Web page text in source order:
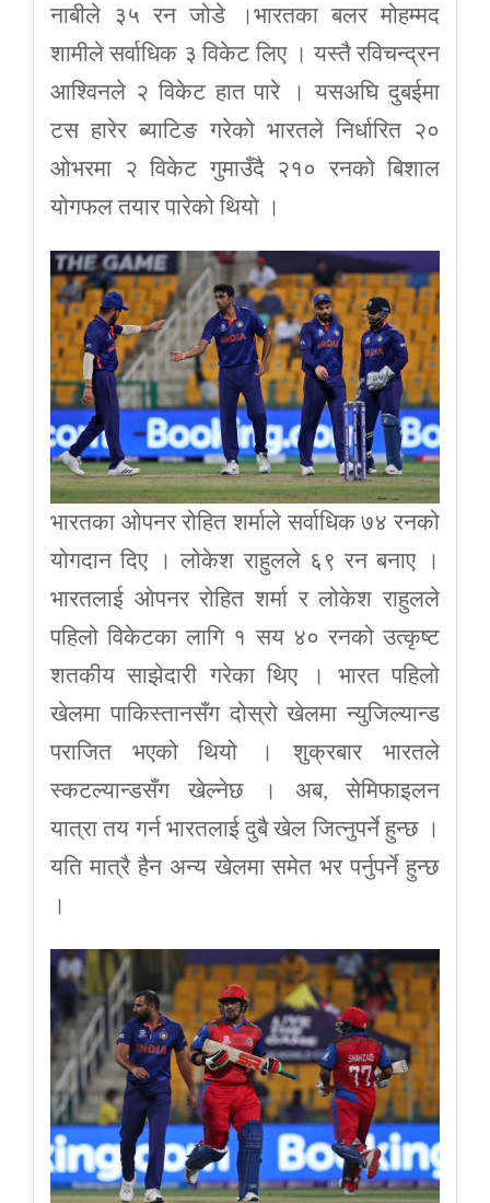
नाबीले ३५ रन जोडे ।भारतका बलर मोहम्मद
शामीले सर्वाधिक ३ विकेट लिए । यस्तै रविचन्द्रन
आश्विनले २ विकेट हात पारे । यसअघि दुबईमा
टस हारेर ब्याटिङ गरेको भारतले निर्धारित २०
ओभरमा २ विकेट गुमाउँदै २१० रनको बिशाल
योगफल तयार पारेको थियो ।
भारतका ओपनर रोहित शर्माले सर्वाधिक ७४ रनको
योगदान दिए । लोकेश राहुलले ६९ रन बनाए ।
भारतलाई ओपनर रोहित शर्मा र लोकेश राहुलले
पहिलो विकेटका लागि १ सय ४० रनको उत्कृष्ट
शतकीय साझेदारी गरेका थिए । भारत पहिलो
खेलमा पाकिस्तानसँग दोस्रो खेलमा न्युजिल्यान्ड
पराजित भएको थियो । शुक्रबार भारतले
स्कटल्यान्डसँग खेल्नेछ । अब, सेमिफाइलन
यात्रा तय गर्न भारतलाई दुबै खेल जित्नुपर्ने हुन्छ ।
यति मात्रै हैन अन्य खेलमा समेत भर पर्नुपर्ने हुन्छ
।